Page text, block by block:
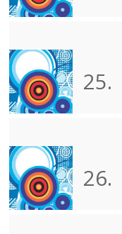
25.
26.